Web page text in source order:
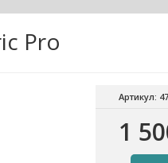
Pro
Артикул:
1